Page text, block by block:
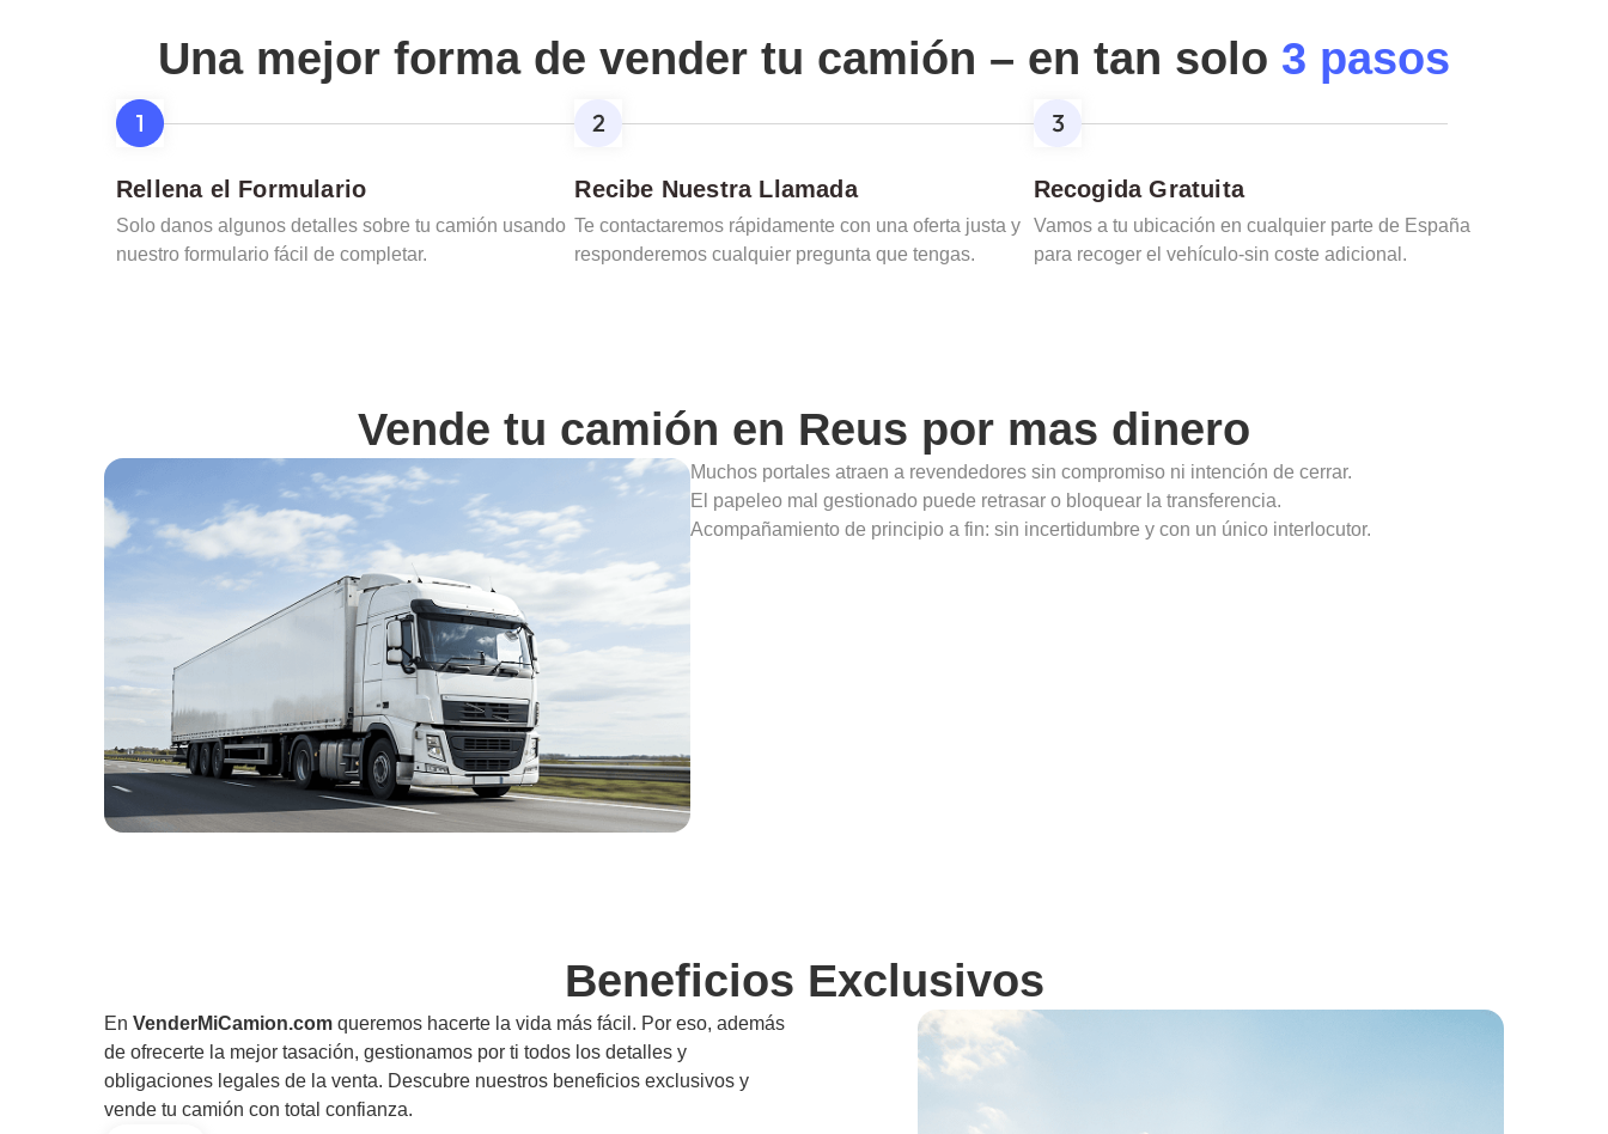
Una mejor forma de vender tu camión – en tan solo 3 pasos
Rellena el Formulario
Solo danos algunos detalles sobre tu camión usando
nuestro formulario fácil de completar.
Recibe Nuestra Llamada
Te contactaremos rápidamente con una oferta justa y
responderemos cualquier pregunta que tengas.
Recogida Gratuita
Vamos a tu ubicación en cualquier parte de España
para recoger el vehículo-sin coste adicional.
Vende tu camión en Reus por mas dinero
Muchos portales atraen a revendedores sin compromiso ni intención de cerrar.
El papeleo mal gestionado puede retrasar o bloquear la transferencia.
Acompañamiento de principio a fin: sin incertidumbre y con un único interlocutor.
Beneficios Exclusivos
En VenderMiCamion.com queremos hacerte la vida más fácil. Por eso, además
de ofrecerte la mejor tasación, gestionamos por ti todos los detalles y
obligaciones legales de la venta. Descubre nuestros beneficios exclusivos y
vende tu camión con total confianza.